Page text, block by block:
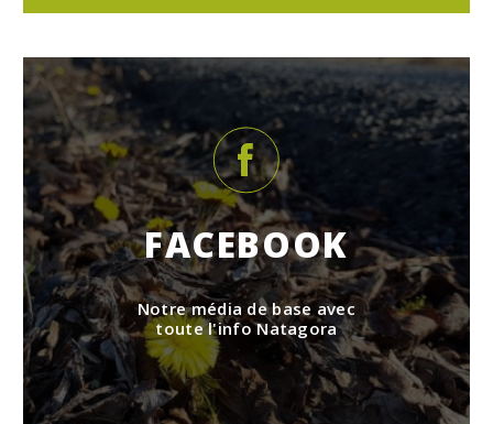
FACEBOOK
Notre média de base avec
toute l'info Natagora